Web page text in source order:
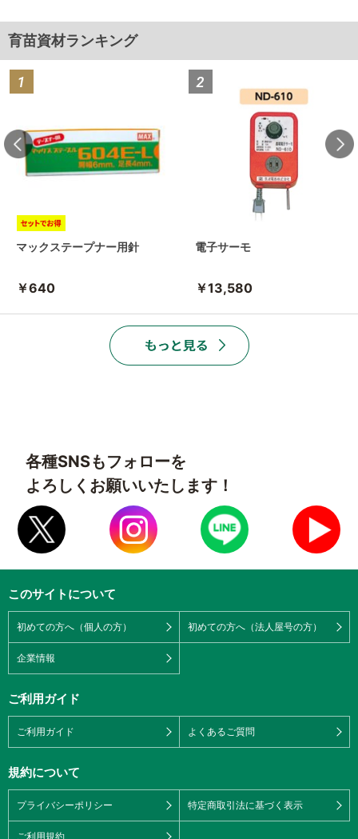
育苗資材ランキング
マックステープナー用針
￥640
電子サーモ
￥13,580
各種SNSもフォローを
よろしくお願いいたします！
このサイトについて
初めての方へ（個人の方） 初めての方へ（法人屋号の方）
企業情報
ご利用ガイド
ご利用ガイド よくあるご質問
規約について
プライバシーポリシー 特定商取引法に基づく表示
ご利用規約